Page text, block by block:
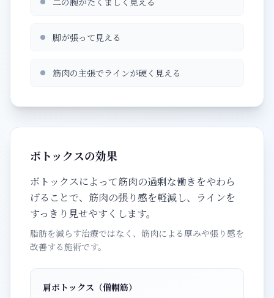
脚が張って見える
筋肉の主張でラインが硬く見える
ボトックスの効果
ボトックスによって筋肉の過剰な働きをやわら
げることで、筋肉の張り感を軽減し、ラインを
すっきり見せやすくします。
脂肪を減らす治療ではなく、筋肉による厚みや張り感を
改善する施術です。
肩ボトックス（僧帽筋）